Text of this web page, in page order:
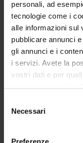
personali, ad
tecnologie come i
alle informazioni sul
pubblicare annunci
gli annunci e i
i servizi. Avete la
vostri dati e per
privacy sono
modificare o
momento dalla
delNecessari
INCARICHI
ORGANIZZAZIONE
COMMISSIONI